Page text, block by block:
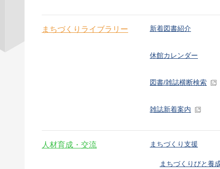
まちづくりライブラリー 新着図書紹介
休館カレンダー
図書/雑誌横断検索
雑誌新着案内
人材育成・交流 まちづくり支援
まちづくりびと養